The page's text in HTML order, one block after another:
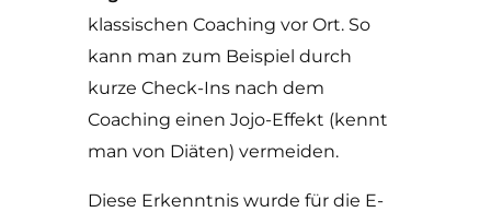
klassischen Coaching vor Ort. So
kann man zum Beispiel durch
kurze Check-Ins nach dem
Coaching einen Jojo-Effekt (kennt
man von Diäten) vermeiden.
Diese Erkenntnis wurde für die E-